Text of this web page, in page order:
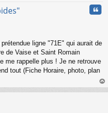
ligne "71E" qui aurait de
de Vaise et Saint Romain
me rappelle plus ! Je ne retrouve
tout (Fiche Horaire, photo, plan
au